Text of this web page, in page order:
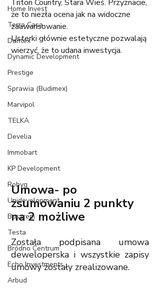
Home Invest
Terra Casa
Dantex
Dynamic Development
Prestige
Sprawia (Budimex)
Marvipol
TELKA
Develia
Immobart
KP Development
Robyg
Unidevelopment
Buszrem
Testa
Bródno Centrum
Echo Investments
Arbud
Triton Country, Stara Wieś. Przyznacie,
że to niezła ocena jak na widoczne
zaawansowanie.
Usterki głównie estetyczne pozwalają
wierzyć, że to udana inwestycja.
Umowa- po
zsumowaniu 2 punkty
na 2 możliwe
Została podpisana umowa
deweloperska i wszystkie zapisy
umowy zostały zrealizowane.